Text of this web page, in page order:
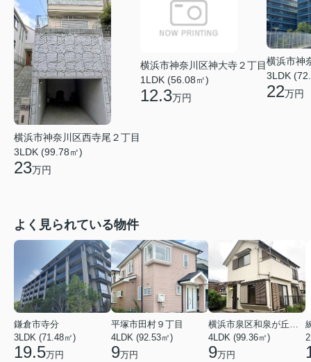
横浜市神奈川区西寺尾２丁目
3LDK (99.78㎡)
23万円
横浜市神奈川区神大寺２丁目
1LDK (56.08㎡)
12.3万円
横浜市神
3LDK
22万円
よく見られている物件
鎌倉市寺分
3LDK (71.48㎡)
19.5万円
平塚市田村９丁目
4LDK (92.53㎡)
9万円
4LDK (99.36㎡)
9万円